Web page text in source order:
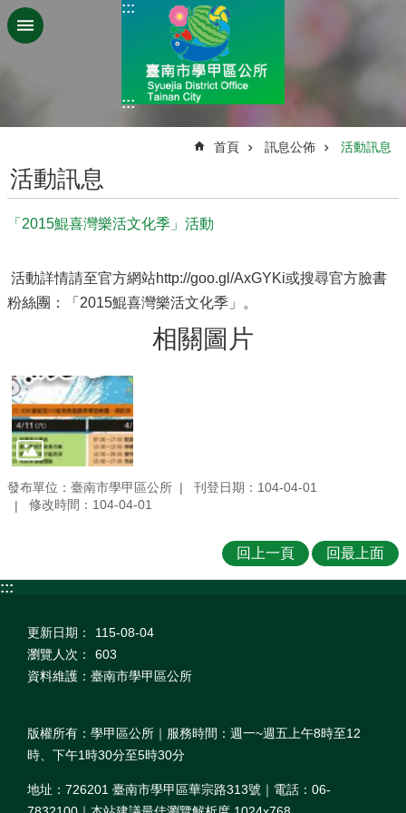
跳到主要內容區塊
:::
:::
首頁 訊息公佈 活動訊息
活動訊息
「2015鯤喜灣樂活文化季」活動
活動詳情請至官方網站http://goo.gl/AxGYKi或搜尋官方臉書
粉絲團：「2015鯤喜灣樂活文化季」。
相關圖片
發布單位：臺南市學甲區公所
刊登日期：104-04-01
修改時間：104-04-01
回上一頁 回最上面
:::
更新日期：
115-08-04
瀏覽人次：
603
資料維護：臺南市學甲區公所
版權所有：學甲區公所｜服務時間：週一~週五上午8時至12
時、下午1時30分至5時30分
地址：726201 臺南市學甲區華宗路313號｜電話：06-